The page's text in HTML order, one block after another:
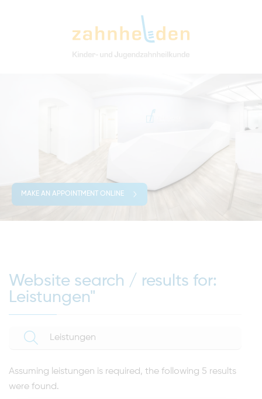
MAKE AN APPOINTMENT ONLINE
Website search / results for:
Leistungen"
Assuming leistungen is required, the following 5 results
were found.